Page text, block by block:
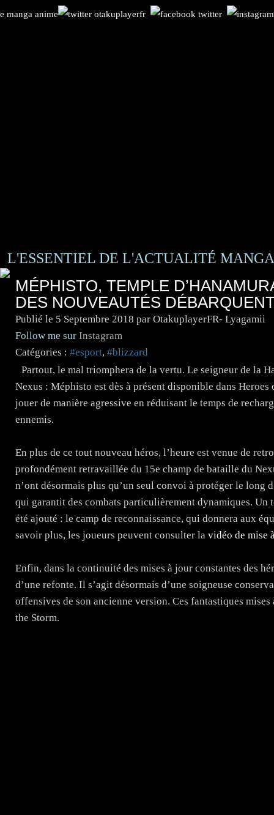
L'ESSENTIEL DE L'ACTUALITÉ
MÉPHISTO, TEMPLE
DES NOUVEAUTÉS
Publié le 5 Septembre 2018 par OtakuplayerFR- Lyagamii
Follow me sur Instagram
Catégories : #esport, #blizzard
Partout, le mal triomphera de la vertu. Le seigneur de la
Nexus : Méphisto est dès à présent disponible dans
jouer de manière agressive en réduisant le temps de
ennemis.
En plus de ce tout nouveau héros, l’heure est venue de
profondément retravaillée du 15e champ de bataille du
n’ont désormais plus qu’un seul convoi à protéger le long
qui garantit des combats particulièrement dynamiques. Un
été ajouté : le camp de reconnaissance, qui donnera aux
savoir plus, les joueurs peuvent consulter la vidéo de mise
Enfin, dans la continuité des mises à jour constantes des
d’une refonte. Il s’agit désormais d’une soigneuse
offensives de son ancienne version. Ces fantastiques
the Storm.